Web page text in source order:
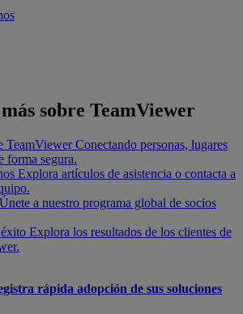
sobre TeamViewer
TeamViewer Conectando personas, lugares
forma segura.
Explora artículos de asistencia o contacta a
Únete a nuestro programa global de socios
Explora los resultados de los clientes de
rápida adopción de sus soluciones